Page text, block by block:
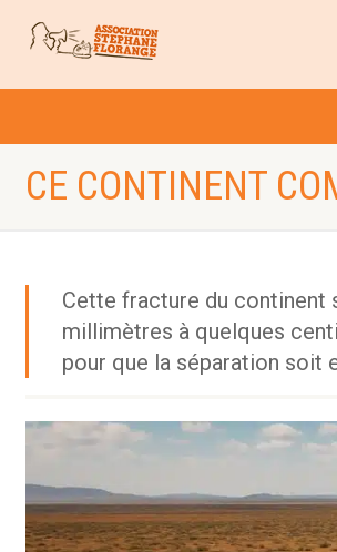
CE CONTINENT
Cette fracture du continent
millimètres à quelques
pour que la séparation soit